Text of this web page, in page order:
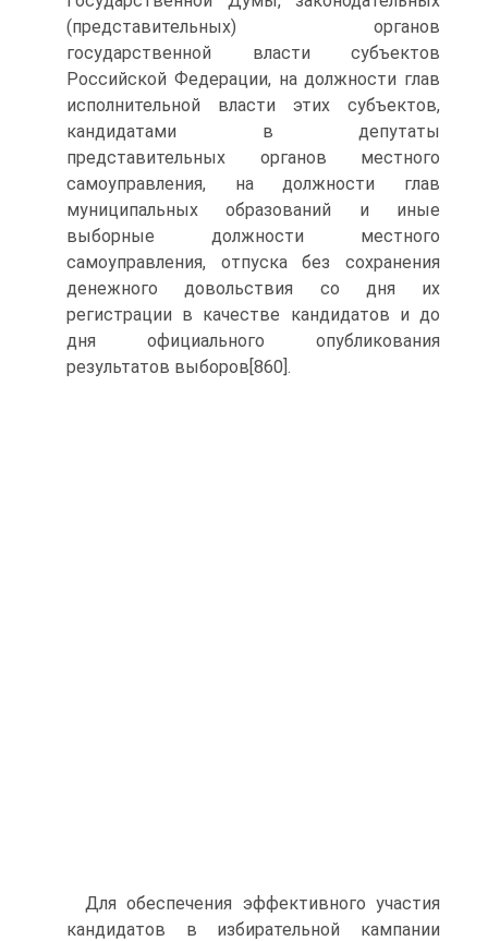
(представительных) органов
государственной власти субъектов
Российской Федерации, на должности глав
исполнительной власти этих субъектов,
кандидатами в депутаты
представительных органов местного
самоуправления, на должности глав
муниципальных образований и иные
выборные должности местного
самоуправления, отпуска без сохранения
денежного довольствия со дня их
регистрации в качестве кандидатов и до
дня официального опубликования
результатов выборов[860].
Для обеспечения эффективного участия
кандидатов в избирательной кампании